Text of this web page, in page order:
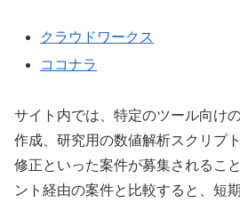
クラウドワークス
ココナラ
サイト内では、特定のツール向け
作成、研究用の数値解析スクリプ
修正といった案件が募集されるこ
ント経由の案件と比較すると、短